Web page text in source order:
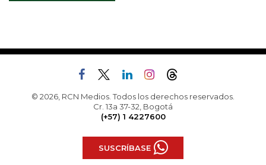
© 2026, RCN Medios. Todos los derechos reservados.
Cr. 13a 37-32, Bogotá
(+57) 1 4227600
SUSCRÍBASE